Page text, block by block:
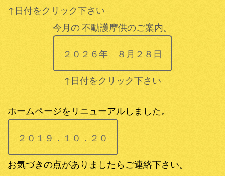
↑日付をクリック下さい
今月の不動護摩供のご案内。
２０２６年 ８月２８日
↑日付をクリック下さい
ホームページをリニューアルしました。
２０１９．１０．２０
お気づきの点がありましたらご連絡下さい。